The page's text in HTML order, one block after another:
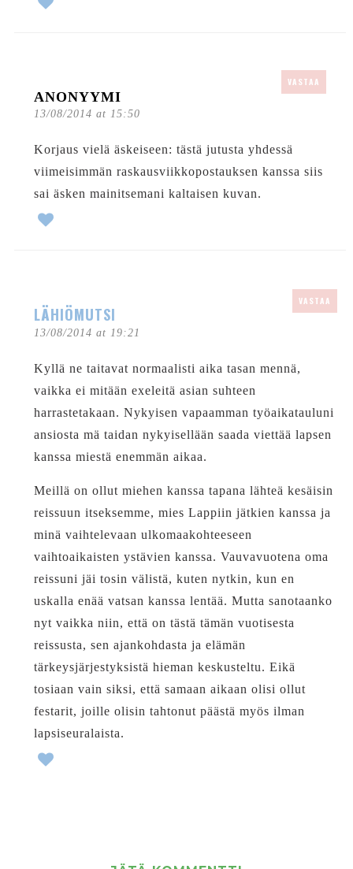
ANONYYMI
13/08/2014 at 15:50
VASTAA
Korjaus vielä äskeiseen: tästä jutusta yhdessä
viimeisimmän raskausviikkopostauksen kanssa siis
sai äsken mainitsemani kaltaisen kuvan.
LÄHIÖMUTSI
13/08/2014 at 19:21
VASTAA
Kyllä ne taitavat normaalisti aika tasan mennä,
vaikka ei mitään exeleitä asian suhteen
harrastetakaan. Nykyisen vapaamman työaikatauluni
ansiosta mä taidan nykyisellään saada viettää lapsen
kanssa miestä enemmän aikaa.
Meillä on ollut miehen kanssa tapana lähteä kesäisin
reissuun itseksemme, mies Lappiin jätkien kanssa ja
minä vaihtelevaan ulkomaakohteeseen
vaihtoaikaisten ystävien kanssa. Vauvavuotena oma
reissuni jäi tosin välistä, kuten nytkin, kun en
uskalla enää vatsan kanssa lentää. Mutta sanotaanko
nyt vaikka niin, että on tästä tämän vuotisesta
reissusta, sen ajankohdasta ja elämän
tärkeysjärjestyksistä hieman keskusteltu. Eikä
tosiaan vain siksi, että samaan aikaan olisi ollut
festarit, joille olisin tahtonut päästä myös ilman
lapsiseuralaista.